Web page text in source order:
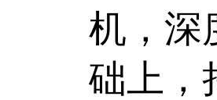
机，深
础上，